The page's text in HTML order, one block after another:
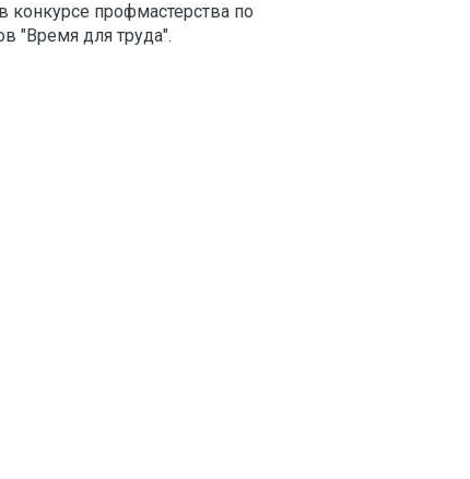
конкурсе профмастерства по
"Время для труда".